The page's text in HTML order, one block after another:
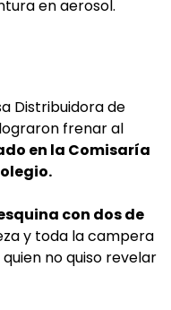
en aerosol.
Distribuidora de
frenar al
en la Comisaría
con dos de
y toda la campera
no quiso revelar